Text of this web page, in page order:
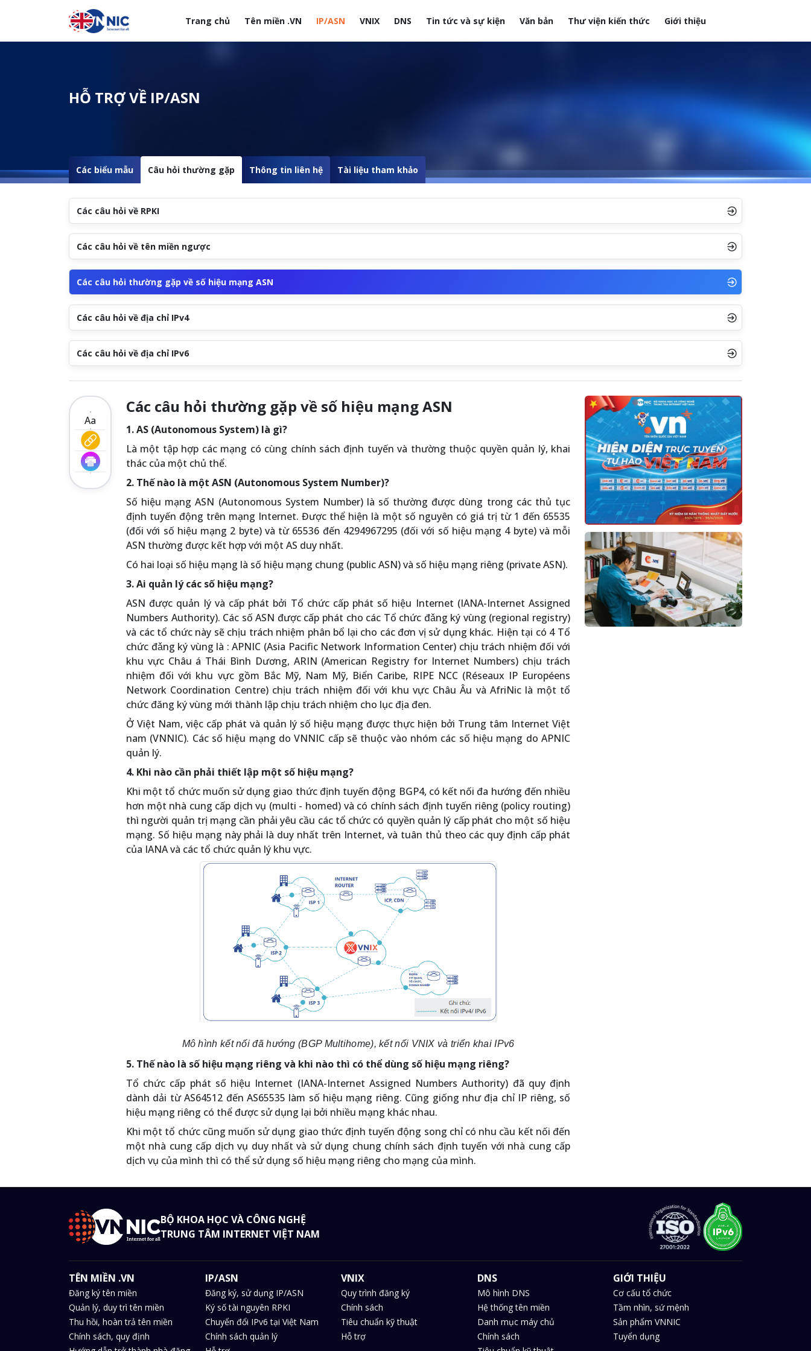
Nhảy đến nội dung
Trang chủ Tên miền .VN IP/ASN VNIX DNS Tin tức và sự kiện Văn bản Thư viện kiến thức Giới thiệu
Menuheader của website
HỖ TRỢ VỀ IP/ASN
Các biểu mẫu Câu hỏi thường gặp Thông tin liên hệ Tài liệu tham khảo
Các câu hỏi về RPKI
Các câu hỏi về tên miền ngược
Các câu hỏi thường gặp về số hiệu mạng ASN
Các câu hỏi về địa chỉ IPv4
Các câu hỏi về địa chỉ IPv6
Aa
Các câu hỏi thường gặp về số hiệu mạng ASN
1. AS (Autonomous System) là gì?
Là một tập hợp các mạng có cùng chính sách định tuyến và thường thuộc quyền quản lý, khai
thác của một chủ thể.
2. Thế nào là một ASN (Autonomous System Number)?
Số hiệu mạng ASN (Autonomous System Number) là số thường được dùng trong các thủ tục
định tuyến động trên mạng Internet. Được thể hiện là một số nguyên có giá trị từ 1 đến 65535
(đối với số hiệu mạng 2 byte) và từ 65536 đến 4294967295 (đối với số hiệu mạng 4 byte) và mỗi
ASN thường được kết hợp với một AS duy nhất.
Có hai loại số hiệu mạng là số hiệu mạng chung (public ASN) và số hiệu mạng riêng (private ASN).
3. Ai quản lý các số hiệu mạng?
ASN được quản lý và cấp phát bởi Tổ chức cấp phát số hiệu Internet (IANA-Internet Assigned
Numbers Authority). Các số ASN được cấp phát cho các Tổ chức đǎng ký vùng (regional registry)
và các tổ chức này sẽ chịu trách nhiệm phân bổ lại cho các đơn vị sử dụng khác. Hiện tại có 4 Tổ
chức đǎng ký vùng là : APNIC (Asia Pacific Network Information Center) chịu trách nhiệm đối với
khu vực Châu á Thái Bình Dương, ARIN (American Registry for Internet Numbers) chịu trách
nhiệm đối với khu vực gồm Bắc Mỹ, Nam Mỹ, Biển Caribe, RIPE NCC (Réseaux IP Européens
Network Coordination Centre) chịu trách nhiệm đối với khu vực Châu Âu và AfriNic là một tổ
chức đăng ký vùng mới thành lập chịu trách nhiệm cho lục địa đen.
Ở Việt Nam, việc cấp phát và quản lý số hiệu mạng được thực hiện bởi Trung tâm Internet Việt
nam (VNNIC). Các số hiệu mạng do VNNIC cấp sẽ thuộc vào nhóm các số hiệu mạng do APNIC
quản lý.
4. Khi nào cần phải thiết lập một số hiệu mạng?
Khi một tổ chức muốn sử dụng giao thức định tuyến động BGP4, có kết nối đa hướng đến nhiều
hơn một nhà cung cấp dịch vụ (multi - homed) và có chính sách định tuyến riêng (policy routing)
thì người quản trị mạng cần phải yêu cầu các tổ chức có quyền quản lý cấp phát cho một số hiệu
mạng. Số hiệu mạng này phải là duy nhất trên Internet, và tuân thủ theo các quy định cấp phát
của IANA và các tổ chức quản lý khu vực.
Mô hình kết nối đã hướng (BGP Multihome), kết nối VNIX và triển khai IPv6
5. Thế nào là số hiệu mạng riêng và khi nào thì có thể dùng số hiệu mạng riêng?
Tổ chức cấp phát số hiệu Internet (IANA-Internet Assigned Numbers Authority) đã quy định
dành dải từ AS64512 đến AS65535 làm số hiệu mạng riêng. Cũng giống như địa chỉ IP riêng, số
hiệu mạng riêng có thể được sử dụng lại bởi nhiều mạng khác nhau.
Khi một tổ chức cũng muốn sử dụng giao thức định tuyến động song chỉ có nhu cầu kết nối đến
một nhà cung cấp dịch vụ duy nhất và sử dụng chung chính sách định tuyến với nhà cung cấp
dịch vụ của mình thì có thể sử dụng số hiệu mạng riêng cho mạng của mình.
BỘ KHOA HỌC VÀ CÔNG NGHỆ
TRUNG TÂM INTERNET VIỆT NAM
TÊN MIỀN .VN
Đăng ký tên miền
Quản lý, duy trì tên miền
Thu hồi, hoàn trả tên miền
Chính sách, quy định
IP/ASN
Đăng ký, sử dụng IP/ASN
Ký số tài nguyên RPKI
Chuyển đổi IPv6 tại Việt Nam
Chính sách quản lý
VNIX
Quy trình đăng ký
Chính sách
Tiêu chuẩn kỹ thuật
Hỗ trợ
DNS
Mô hình DNS
Hệ thống tên miền
Danh mục máy chủ
Chính sách
GIỚI THIỆU
Cơ cấu tổ chức
Tầm nhìn, sứ mệnh
Sản phẩm VNNIC
Tuyển dụng